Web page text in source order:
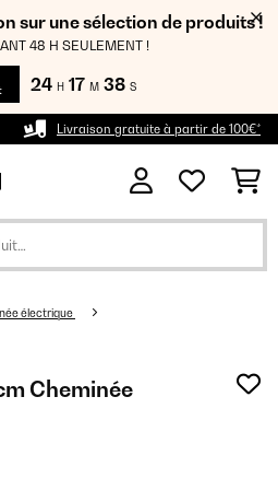
sur une sélection de produits !
48 H SEULEMENT !
24 H 17 M 38 S
Livraison gratuite à partir de 100€*
électrique
Cheminée